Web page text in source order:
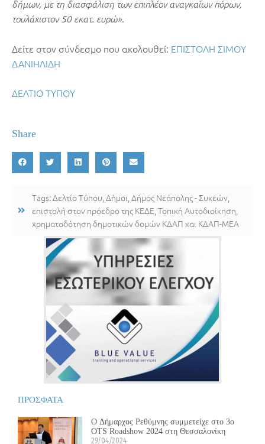
δήμων, με τη διασφάλιση των επιπλέον αναγκαίων πόρων,
τουλάχιστον 50 εκατ. ευρώ».
Δείτε στον σύνδεσμο που ακολουθεί: ΕΠΙΣΤΟΛΗ ΣΙΜΟΥ
ΔΑΝΙΗΛΙΔΗ
ΔΕΛΤΙΟ ΤΥΠΟΥ
Share
Tags:Δελτίο Τύπου Δήμοι Δήμος Νεάπολης - Συκεών
επιστολή στον πρόεδρο της ΚΕΔΕ Τοπική Αυτοδιοίκηση
χρηματοδότηση δημοτικών δομών ΚΔΑΠ και ΚΔΑΠ-ΜΕΑ
ΠΡΟΣΦΑΤΑ
Ο Δήμαρχος Ρεθύμνης συμμετείχε στο 3ο
OTS Roadshow 2024 στη Θεσσαλονίκη
29/04/2024